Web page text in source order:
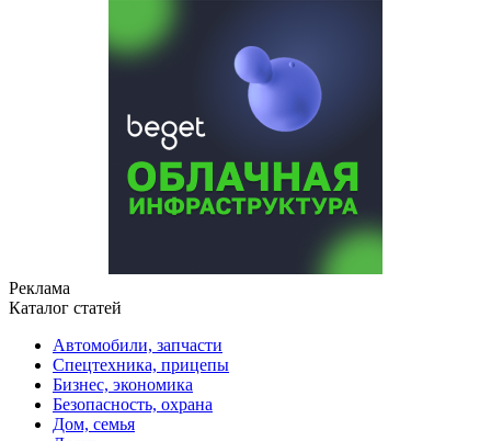
Реклама
Каталог статей
Автомобили, запчасти
Спецтехника, прицепы
Бизнес, экономика
Безопасность, охрана
Дом, семья